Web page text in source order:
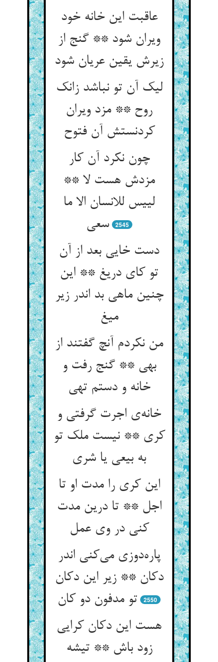
عاقبت این خانه خود
ویران شود ** گنج از
زیرش یقین عریان شود
لیک آن تو نباشد زانک
روح ** مزد ویران
کردنستش آن فتوح
چون نکرد آن کار
مزدش هست لا **
لییس للانسان الا ما
سعی
2545
دست خایی بعد از آن
تو کای دریغ ** این
چنین ماهی بد اندر زیر
میغ
من نکردم آنچ گفتند از
بهی ** گنج رفت و
خانه و دستم تهی
خانه‌ی اجرت گرفتی و
کری ** نیست ملک تو
به بیعی یا شری
این کری را مدت او تا
اجل ** تا درین مدت
کنی در وی عمل
پاره‌دوزی می‌کنی اندر
دکان ** زیر این دکان
تو مدفون دو کان
2550
هست این دکان کرایی
زود باش ** تیشه